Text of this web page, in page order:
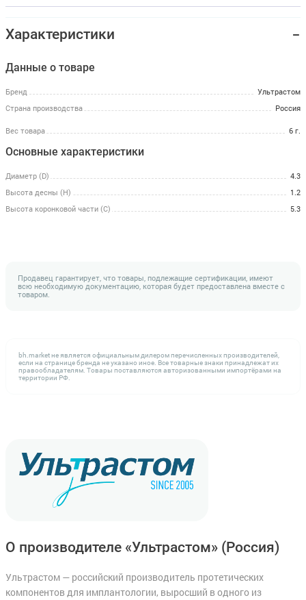
Характеристики
Данные о товаре
Бренд
Ультрастом
Страна производства
Россия
Вес товара 6 г.
Основные характеристики
Диаметр (D)
4.3
Высота десны (H)
1.2
Высота коронковой части (C)
5.3
Продавец гарантирует, что товары, подлежащие сертификации, имеют
всю необходимую документацию, которая будет предоставлена вместе с
товаром.
bh.market не является официальным дилером перечисленных производителей,
если на странице бренда не указано иное. Все товарные знаки принадлежат их
правообладателям. Товары поставляются авторизованными импортёрами на
территории РФ.
О производителе «Ультрастом» (Россия)
Ультрастом — российский производитель протетических
компонентов для имплантологии, выросший в одного из